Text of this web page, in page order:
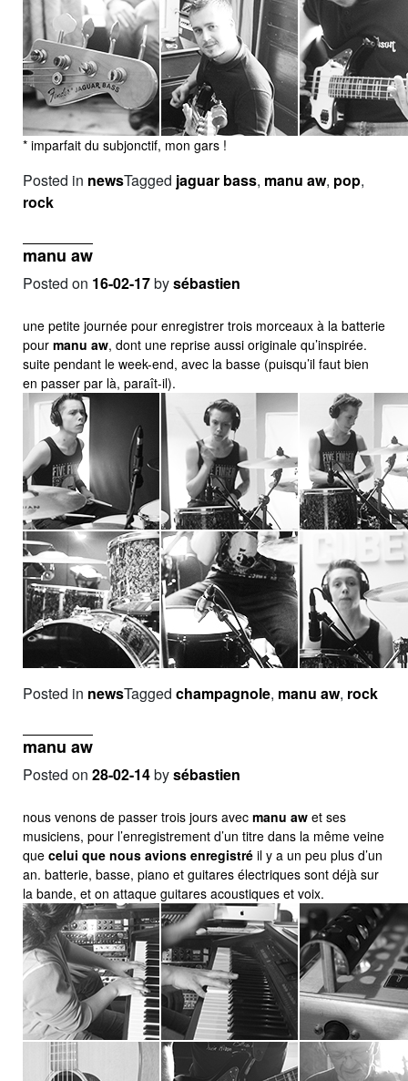
* imparfait du subjonctif, mon gars !
Posted in newsTagged jaguar bass, manu aw, pop,
rock
manu aw
Posted on 16-02-17bysébastien
une petite journée pour enregistrer trois morceaux à la batterie
pour manu aw, dont une reprise aussi originale qu’inspirée.
suite pendant le week-end, avec la basse (puisqu’il faut bien
en passer par là, paraît-il).
Posted in newsTagged champagnole, manu aw, rock
manu aw
Posted on 28-02-14bysébastien
nous venons de passer trois jours avec manu aw et ses
musiciens, pour l’enregistrement d’un titre dans la même veine
que celui que nous avions enregistré il y a un peu plus d’un
an. batterie, basse, piano et guitares électriques sont déjà sur
la bande, et on attaque guitares acoustiques et voix.